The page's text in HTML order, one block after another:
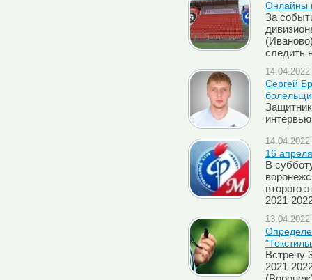
Онлайны
За
следить
Сергей
16
В
второго
2021-
Встречу
2021-